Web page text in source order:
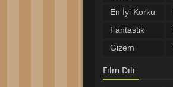
Filmleri
En İyi Korku
Filmleri
Fantastik
Filmler
Gizem
Komedi
Filmleri
Film Dili